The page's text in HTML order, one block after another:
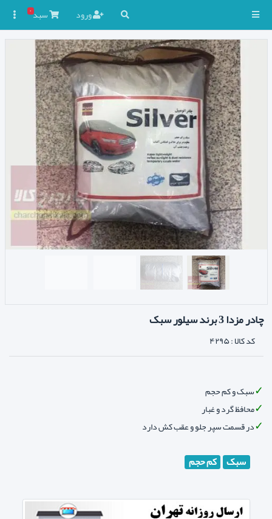
ورود سبد۰
چادر مزدا 3 برند سیلور سبک
کد کالا :۴۲۹۵
سبک و کم حجم
محافظ گرد و غبار
در قسمت سپر جلو و عقب کش دارد
سبک کم حجم